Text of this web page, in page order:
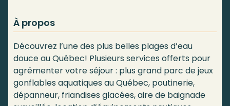
À propos
Découvrez l’une des plus belles plages d’eau
douce au Québec! Plusieurs services offerts pour
agrémenter votre séjour : plus grand parc de jeux
gonflables aquatiques au Québec, poutinerie,
dépanneur, friandises glacées, aire de baignade